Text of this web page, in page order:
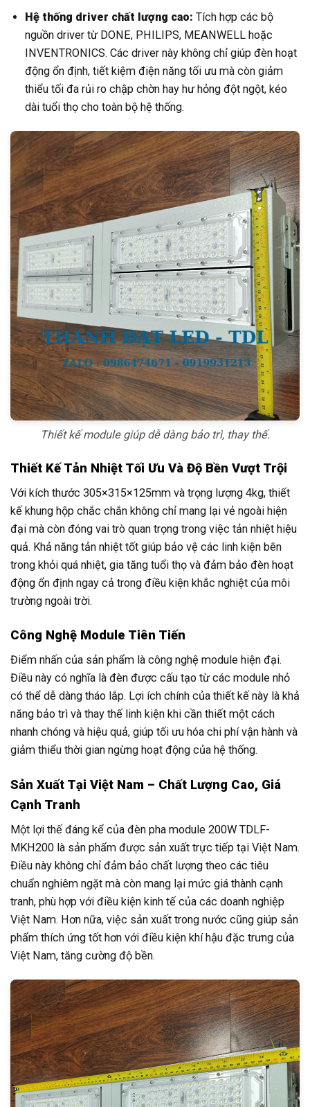
Hệ thống driver chất lượng cao: Tích hợp các bộ
nguồn driver từ DONE, PHILIPS, MEANWELL hoặc
INVENTRONICS. Các driver này không chỉ giúp đèn hoạt
động ổn định, tiết kiệm điện năng tối ưu mà còn giảm
thiểu tối đa rủi ro chập chờn hay hư hỏng đột ngột, kéo
dài tuổi thọ cho toàn bộ hệ thống.
Thiết kế module giúp dễ dàng bảo trì, thay thế.
Thiết Kế Tản Nhiệt Tối Ưu Và Độ Bền Vượt Trội
Với kích thước 305×315×125mm và trọng lượng 4kg, thiết
kế khung hộp chắc chắn không chỉ mang lại vẻ ngoài hiện
đại mà còn đóng vai trò quan trọng trong việc tản nhiệt hiệu
quả. Khả năng tản nhiệt tốt giúp bảo vệ các linh kiện bên
trong khỏi quá nhiệt, gia tăng tuổi thọ và đảm bảo đèn hoạt
động ổn định ngay cả trong điều kiện khắc nghiệt của môi
trường ngoài trời.
Công Nghệ Module Tiên Tiến
Điểm nhấn của sản phẩm là công nghệ module hiện đại.
Điều này có nghĩa là đèn được cấu tạo từ các module nhỏ
có thể dễ dàng tháo lắp. Lợi ích chính của thiết kế này là khả
năng bảo trì và thay thế linh kiện khi cần thiết một cách
nhanh chóng và hiệu quả, giúp tối ưu hóa chi phí vận hành và
giảm thiểu thời gian ngừng hoạt động của hệ thống.
Sản Xuất Tại Việt Nam – Chất Lượng Cao, Giá
Cạnh Tranh
Một lợi thế đáng kể của đèn pha module 200W TDLF-
MKH200 là sản phẩm được sản xuất trực tiếp tại Việt Nam.
Điều này không chỉ đảm bảo chất lượng theo các tiêu
chuẩn nghiêm ngặt mà còn mang lại mức giá thành cạnh
tranh, phù hợp với điều kiện kinh tế của các doanh nghiệp
Việt Nam. Hơn nữa, việc sản xuất trong nước cũng giúp sản
phẩm thích ứng tốt hơn với điều kiện khí hậu đặc trưng của
Việt Nam, tăng cường độ bền.